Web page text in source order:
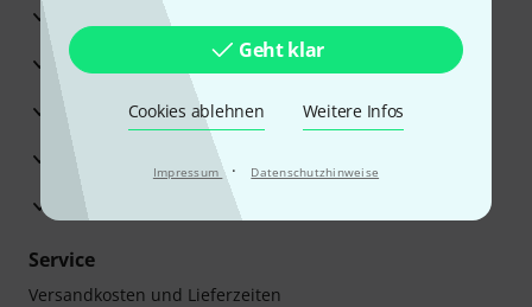
Geht klar
Cookies ablehnen Weitere Infos
Impressum · Datenschutzhinweise
30 Tage Money-Back-Garantie
Reparaturservice
Beratung durch Fachexperten
Zufriedenheitsgarantie
Europas größtes Versandlager
Service
Versandkosten und Lieferzeiten